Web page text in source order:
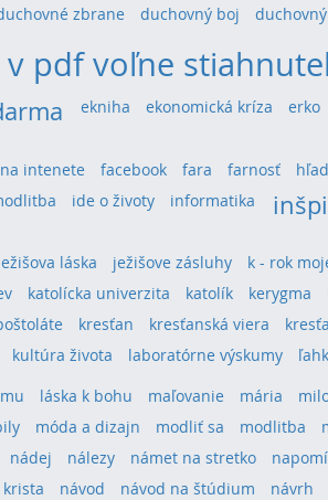
zbrane duchovný boj
pdf voľne
ekniha ekonomická kríza erko
intenete facebook fara farnosť
ide o životy informatika
láska ježišove zásluhy k - rok
katolícka univerzita katolík kerygma
kresťan kresťanská viera
kultúra života laboratórne výskumy
láska k bohu maľovanie mária
móda a dizajn modliť sa modlitba
nádej nálezy námet na stretko
návod návod na štúdium návrh